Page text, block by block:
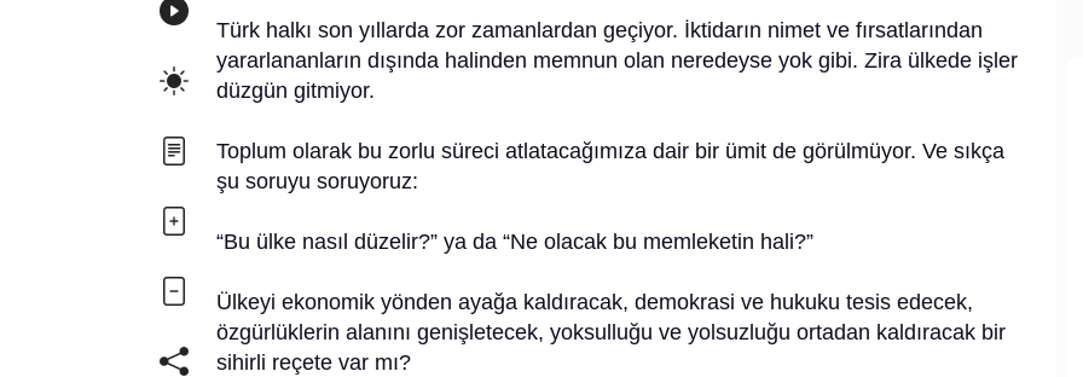
Türk halkı son yıllarda zor zamanlardan geçiyor. İktidarın nimet ve fırsatlarından
yararlananların dışında halinden memnun olan neredeyse yok gibi. Zira ülkede işler
düzgün gitmiyor.
Toplum olarak bu zorlu süreci atlatacağımıza dair bir ümit de görülmüyor. Ve sıkça
şu soruyu soruyoruz:
“Bu ülke nasıl düzelir?” ya da “Ne olacak bu memleketin hali?”
Ülkeyi ekonomik yönden ayağa kaldıracak, demokrasi ve hukuku tesis edecek,
özgürlüklerin alanını genişletecek, yoksulluğu ve yolsuzluğu ortadan kaldıracak bir
sihirli reçete var mı?